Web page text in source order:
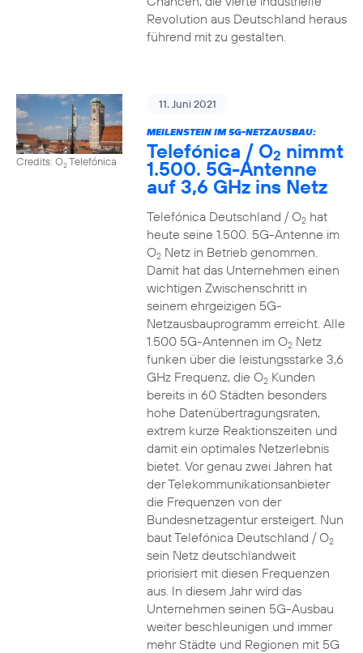
Revolution aus Deutschland heraus
führend mit zu gestalten.
Credits: O2Telefónica
11. Juni 2021
MEILENSTEIN IM 5G-NETZAUSBAU:
Telefónica / O2 nimmt
1.500. 5G-Antenne
auf 3,6 GHz ins Netz
Telefónica Deutschland / O2hat
heute seine 1.500. 5G-Antenne im
O2Netz in Betrieb genommen.
Damit hat das Unternehmen einen
wichtigen Zwischenschritt in
seinem ehrgeizigen 5G-
Netzausbauprogramm erreicht. Alle
1.500 5G-Antennen im O2Netz
funken über die leistungsstarke 3,6
GHz Frequenz, die O2Kunden
bereits in 60 Städten besonders
hohe Datenübertragungsraten,
extrem kurze Reaktionszeiten und
damit ein optimales Netzerlebnis
bietet. Vor genau zwei Jahren hat
der Telekommunikationsanbieter
die Frequenzen von der
Bundesnetzagentur ersteigert. Nun
baut Telefónica Deutschland / O2
sein Netz deutschlandweit
priorisiert mit diesen Frequenzen
aus. In diesem Jahr wird das
Unternehmen seinen 5G-Ausbau
weiter beschleunigen und immer
mehr Städte und Regionen mit 5G